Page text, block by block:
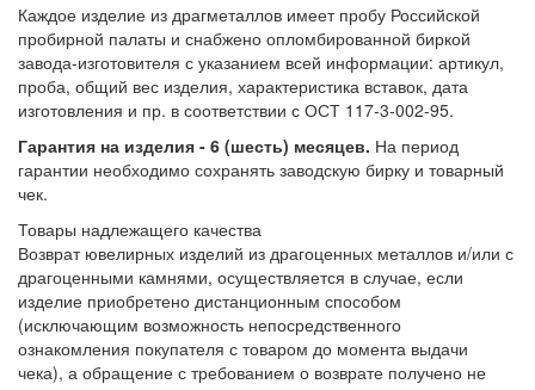
Каждое изделие из драгметаллов имеет пробу Российской
пробирной палаты и снабжено опломбированной биркой
завода-изготовителя с указанием всей информации: артикул,
проба, общий вес изделия, характеристика вставок, дата
изготовления и пр. в соответствии с ОСТ 117-3-002-95.
Гарантия на изделия - 6 (шесть) месяцев. На период
гарантии необходимо сохранять заводскую бирку и товарный
чек.
Товары надлежащего качества
Возврат ювелирных изделий из драгоценных металлов и/или с
драгоценными камнями, осуществляется в случае, если
изделие приобретено дистанционным способом
(исключающим возможность непосредственного
ознакомления покупателя с товаром до момента выдачи
чека), а обращение с требованием о возврате получено не